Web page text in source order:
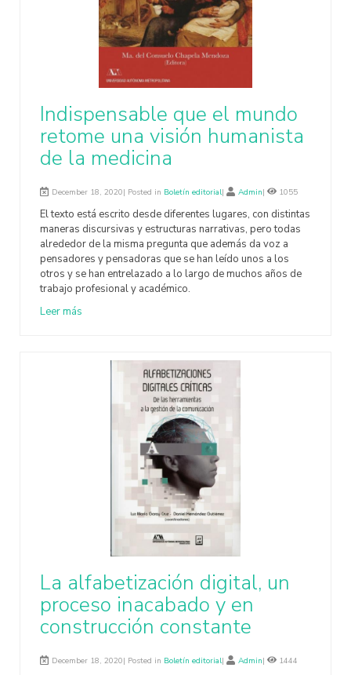
Indispensable que el mundo
retome una visión humanista
de la medicina
December 18, 2020| Posted in Boletín editorial| Admin| 1055
El texto está escrito desde diferentes lugares, con distintas
maneras discursivas y estructuras narrativas, pero todas
alrededor de la misma pregunta que además da voz a
pensadores y pensadoras que se han leído unos a los
otros y se han entrelazado a lo largo de muchos años de
trabajo profesional y académico.
Leer más
La alfabetización digital, un
proceso inacabado y en
construcción constante
December 18, 2020| Posted in Boletín editorial| Admin| 1444